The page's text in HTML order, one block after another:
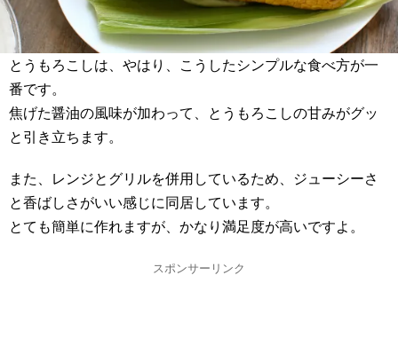
とうもろこしは、やはり、こうしたシンプルな食べ方が一
番です。
焦げた醤油の風味が加わって、とうもろこしの甘みがグッ
と引き立ちます。
また、レンジとグリルを併用しているため、ジューシーさ
と香ばしさがいい感じに同居しています。
とても簡単に作れますが、かなり満足度が高いですよ。
スポンサーリンク